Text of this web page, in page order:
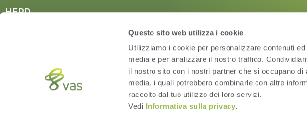
Questo sito web utilizza i cookie
Utilizziamo i cookie per personalizzare contenuti
media e per analizzare il nostro traffico.
il nostro sito con i nostri partner che si occupano
media, i quali potrebbero combinarle con altre
raccolto dal tuo utilizzo dei loro servizi.
Vedi Informativa sulla privacy.
HERD